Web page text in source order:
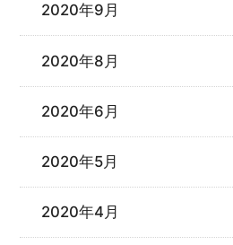
2020年9月
2020年8月
2020年6月
2020年5月
2020年4月